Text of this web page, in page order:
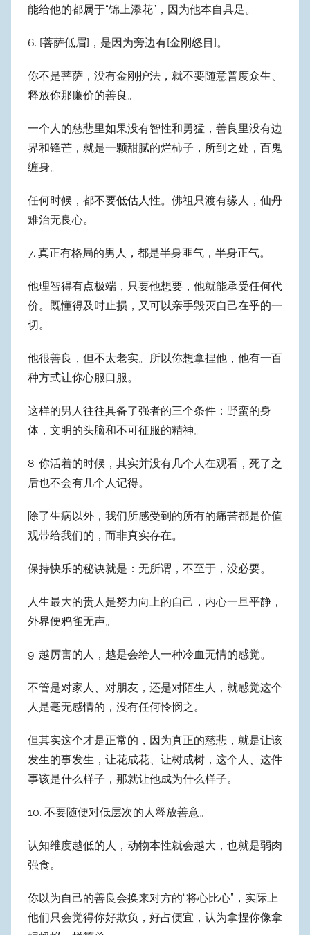
能给他的都属于“锦上添花”，因为他本自具足。
6. [菩萨低眉]，是因为旁边有[金刚怒目]。
你不是菩萨，没有金刚护法，就不要随意普度众生、
释放你那廉价的善良。
一个人的慈悲里如果没有智性和勇猛，善良里没有边
界和锋芒，就是一颗甜腻的烂柿子，所到之处，百鬼
缠身。
任何时候，都不要低估人性。佛祖只渡有缘人，仙丹
难治无良心。
7. 真正有格局的男人，都是半身匪气，半身正气。
他理智得有点极端，只要他想要，他就能承受任何代
价。既懂得及时止损，又可以亲手毁灭自己在乎的一
切。
他很善良，但不太老实。所以你想拿捏他，他有一百
种方式让你心服口服。
这样的男人往往具备了强者的三个条件：野蛮的身
体，文明的头脑和不可征服的精神。
8. 你活着的时候，其实并没有几个人在观看，死了之
后也不会有几个人记得。
除了生病以外，我们所感受到的所有的痛苦都是价值
观带给我们的，而非真实存在。
保持快乐的秘诀就是：无所谓，不至于，没必要。
人生最大的贵人是努力向上的自己，内心一旦平静，
外界便鸦雀无声。
9. 越厉害的人，越是会给人一种冷血无情的感觉。
不管是对家人、对朋友，还是对陌生人，就感觉这个
人是毫无感情的，没有任何怜悯之。
但其实这个才是正常的，因为真正的慈悲，就是让该
发生的事发生，让花成花、让树成树，这个人、这件
事该是什么样子，那就让他成为什么样子。
10. 不要随便对低层次的人释放善意。
认知维度越低的人，动物本性就会越大，也就是弱肉
强食。
你以为自己的善良会换来对方的“将心比心”，实际上
他们只会觉得你好欺负，好占便宜，认为拿捏你像拿